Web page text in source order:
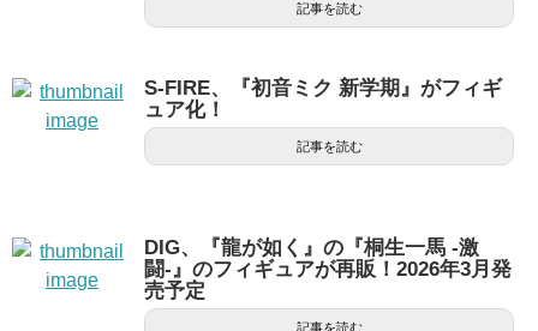
記事を読む
S-FIRE、『初音ミク 新学期』がフィギ
ュア化！
記事を読む
DIG、『龍が如く』の『桐生一馬 -激
闘-』のフィギュアが再販！2026年3月発
売予定
記事を読む